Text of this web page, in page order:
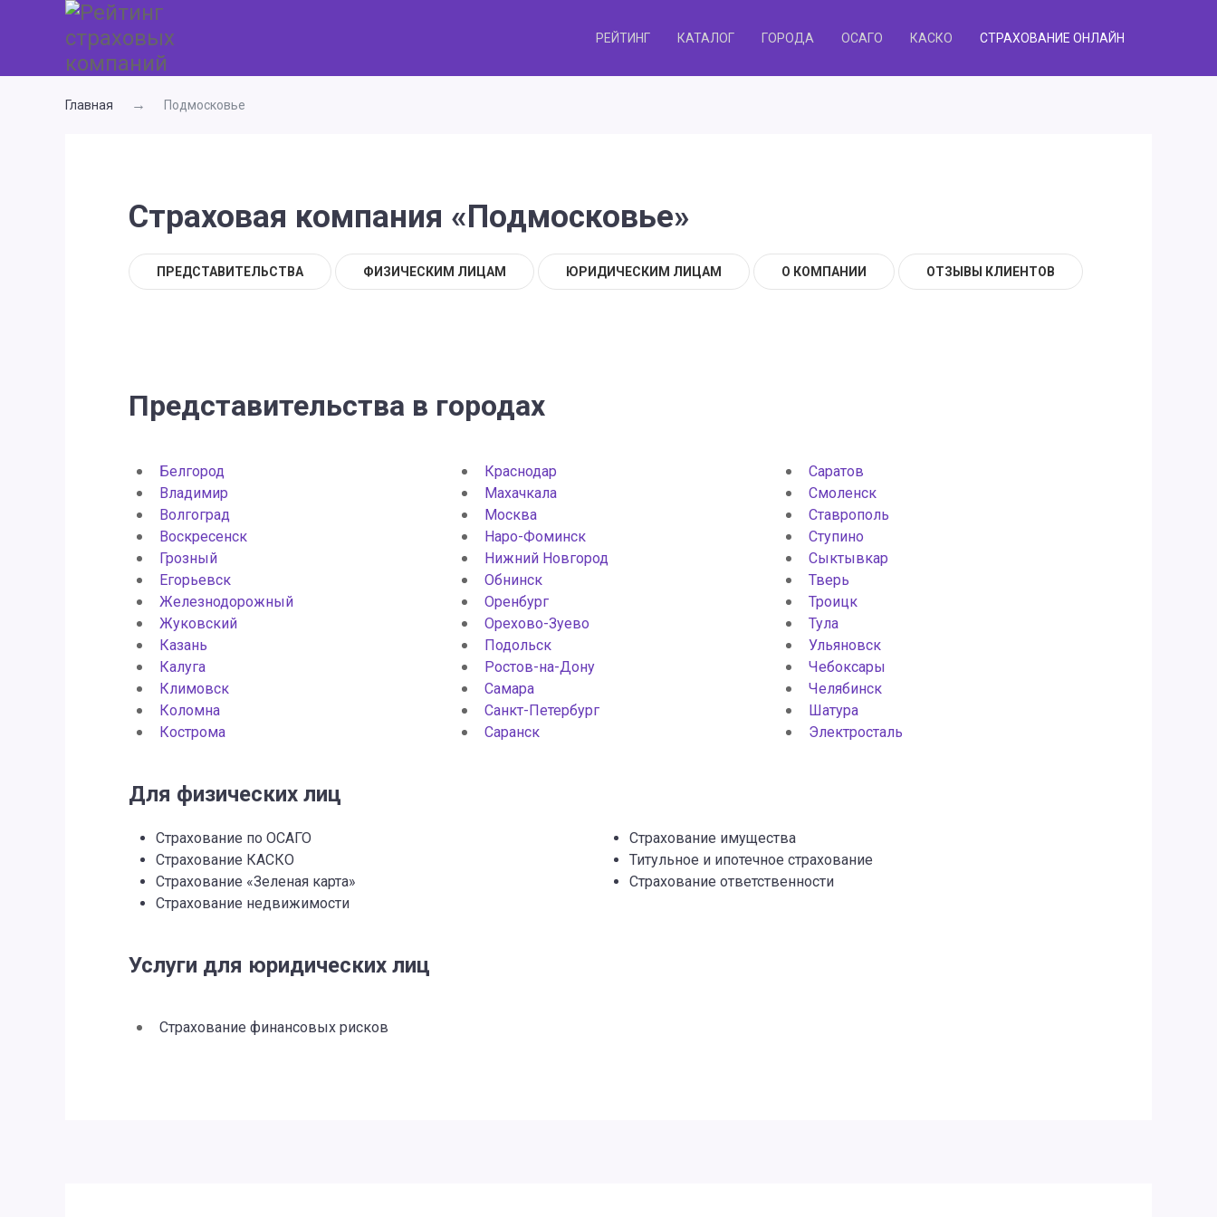
РЕЙТИНГ КАТАЛОГ ГОРОДА ОСАГО КАСКО СТРАХОВАНИЕ ОНЛАЙН
Главная Подмосковье
Страховая компания «Подмосковье»
ПРЕДСТАВИТЕЛЬСТВА ФИЗИЧЕСКИМ ЛИЦАМ ЮРИДИЧЕСКИМ ЛИЦАМ О КОМПАНИИ ОТЗЫВЫ КЛИЕНТОВ
Представительства в городах
Белгород
Владимир
Волгоград
Воскресенск
Грозный
Егорьевск
Железнодорожный
Жуковский
Казань
Калуга
Климовск
Коломна
Кострома
Краснодар
Махачкала
Москва
Наро-Фоминск
Нижний Новгород
Обнинск
Оренбург
Орехово-Зуево
Подольск
Ростов-на-Дону
Самара
Санкт-Петербург
Саранск
Саратов
Смоленск
Ставрополь
Ступино
Сыктывкар
Тверь
Троицк
Тула
Ульяновск
Чебоксары
Челябинск
Шатура
Электросталь
Для физических лиц
Страхование по ОСАГО
Страхование КАСКО
Страхование «Зеленая карта»
Страхование недвижимости
Страхование имущества
Титульное и ипотечное страхование
Страхование ответственности
Услуги для юридических лиц
Страхование финансовых рисков